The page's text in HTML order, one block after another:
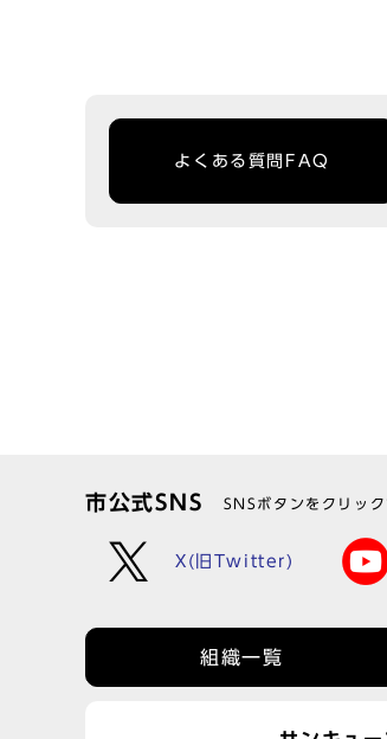
よくある質問FAQ
市公式SNS SNSボタンをクリッ
X(旧Twitter)
組織一覧